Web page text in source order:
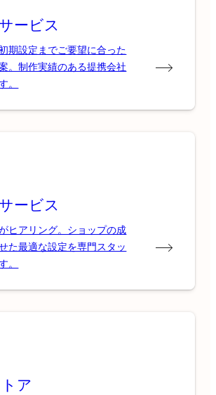
ービス
期設定までご要望に合った
。制作実績のある提携会社
。
ービス
ヒアリング。ショップの成
た最適な設定を専門スタッ
。
ア